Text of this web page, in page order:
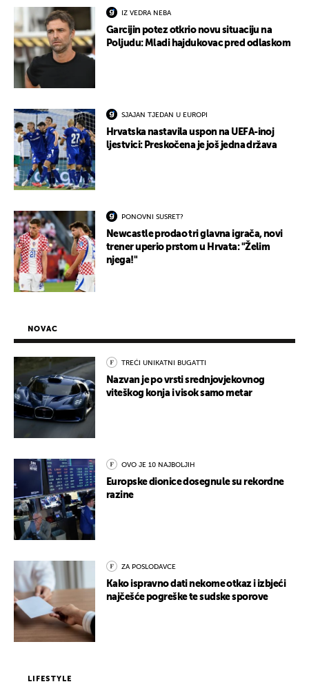
IZ VEDRA NEBA
Garcijin potez otkrio novu situaciju na
Poljudu: Mladi hajdukovac pred odlaskom
SJAJAN TJEDAN U EUROPI
Hrvatska nastavila uspon na UEFA-inoj
ljestvici: Preskočena je još jedna država
PONOVNI SUSRET?
Newcastle prodao tri glavna igrača, novi
trener uperio prstom u Hrvata: "Želim
njega!"
NOVAC
TREĆI UNIKATNI BUGATTI
Nazvan je po vrsti srednjovjekovnog
viteškog konja i visok samo metar
OVO JE 10 NAJBOLJIH
Europske dionice dosegnule su rekordne
razine
ZA POSLODAVCE
Kako ispravno dati nekome otkaz i izbjeći
najčešće pogreške te sudske sporove
LIFESTYLE